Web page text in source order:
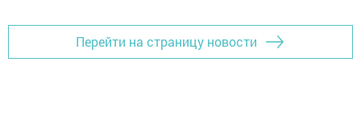
Перейти на страницу новости